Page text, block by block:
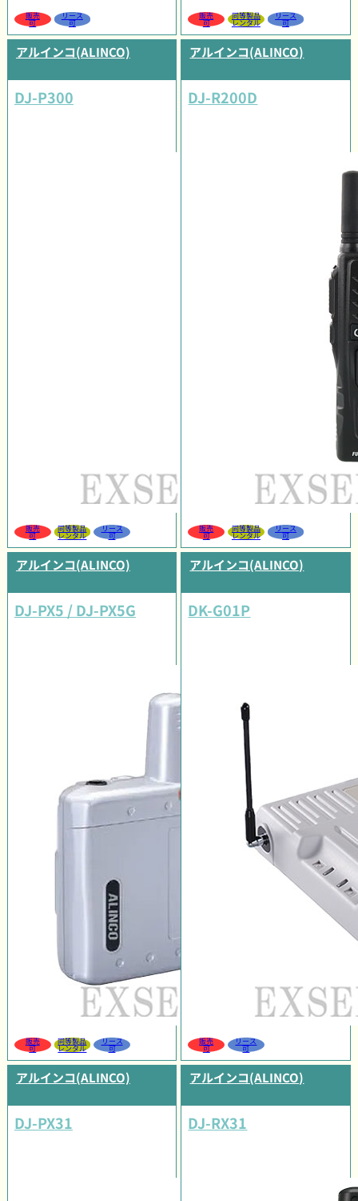
販売
可
リース
可
販売
可
同等製品
レンタル
リース
可
アルインコ(ALINCO)
DJ-P300
販売
可
同等製品
レンタル
リース
可
アルインコ(ALINCO)
DJ-R200D
販売
可
同等製品
レンタル
リース
可
アルインコ(ALINCO)
DJ-PX5 / DJ-PX5G
販売
可
同等製品
レンタル
リース
可
アルインコ(ALINCO)
DK-G01P
販売
可
リース
可
アルインコ(ALINCO)
DJ-PX31
アルインコ(ALINCO)
DJ-RX31